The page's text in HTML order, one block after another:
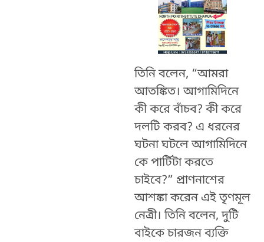
তিনি বলেন, “আমরা
আতঙ্কিত। আগামিদিনে
কী করে বাঁচব? কী করে
দলটি করব? এ ধরনের
ঘটনা ঘটলে আগামিদিনে
কে পার্টিটা করতে
চাইবে?” প্রাণনাশের
আশঙ্কা করেন এই তৃণমূল
নেত্রী। তিনি বলেন, দুটি
বাইকে চারজন ব্যক্তি